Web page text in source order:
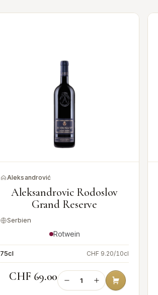
Aleksandrović
Aleksandrovic Rodoslov
Grand Reserve
Serbien
Rotwein
75cl CHF 9.20/10cl
CHF 69.00